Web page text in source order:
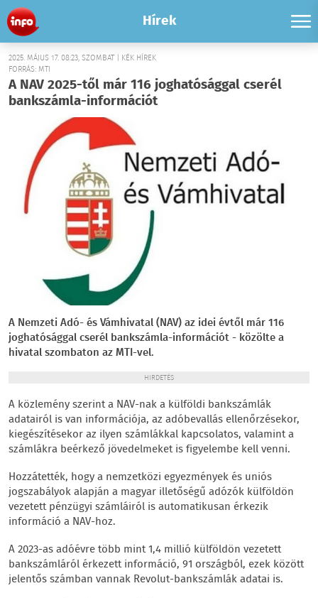
Hírek
2025. MÁJUS 17. 08:23, SZOMBAT | KÉK HÍREK
FORRÁS: MTI
A NAV 2025-től már 116 joghatósággal cserél
bankszámla-információt
A Nemzeti Adó- és Vámhivatal (NAV) az idei évtől már 116
joghatósággal cserél bankszámla-információt - közölte a
hivatal szombaton az MTI-vel.
HIRDETÉS
A közlemény szerint a NAV-nak a külföldi bankszámlák
adatairól is van információja, az adóbevallás ellenőrzésekor,
kiegészítésekor az ilyen számlákkal kapcsolatos, valamint a
számlákra beérkező jövedelmeket is figyelembe kell venni.
Hozzátették, hogy a nemzetközi egyezmények és uniós
jogszabályok alapján a magyar illetőségű adózók külföldön
vezetett pénzügyi számláiról is automatikusan érkezik
információ a NAV-hoz.
A 2023-as adóévre több mint 1,4 millió külföldön vezetett
bankszámláról érkezett információ, 91 országból, ezek között
jelentős számban vannak Revolut-bankszámlák adatai is.